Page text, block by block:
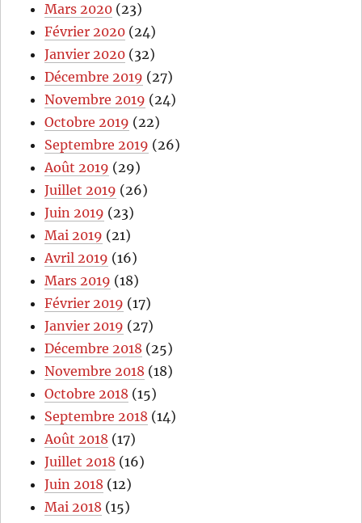
Mars 2020 (23)
Février 2020 (24)
Janvier 2020 (32)
Décembre 2019 (27)
Novembre 2019 (24)
Octobre 2019 (22)
Septembre 2019 (26)
Août 2019 (29)
Juillet 2019 (26)
Juin 2019 (23)
Mai 2019 (21)
Avril 2019 (16)
Mars 2019 (18)
Février 2019 (17)
Janvier 2019 (27)
Décembre 2018 (25)
Novembre 2018 (18)
Octobre 2018 (15)
Septembre 2018 (14)
Août 2018 (17)
Juillet 2018 (16)
Juin 2018 (12)
Mai 2018 (15)